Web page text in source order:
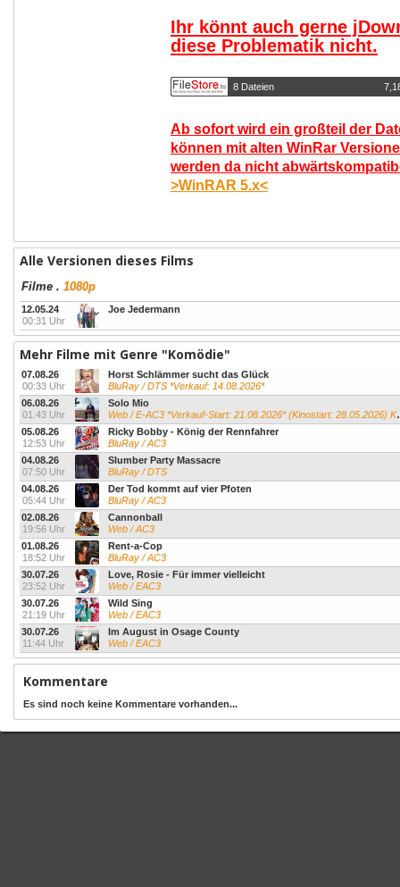
Ihr könnt auch gerne
diese Problematik nicht.
8 Dateien
Ab sofort wird ein großteil der
können mit alten WinRar
werden da nicht
>WinRAR 5.x<
Alle Versionen dieses Films
Filme . 1080p
12.05.24
00:31 Uhr
Joe Jedermann
Mehr Filme mit Genre "Komödie"
07.08.26
00:33 Uhr
Horst Schlämmer sucht das Glück
BluRay / DTS *Verkauf: 14.08.2026*
06.08.26
01:43 Uhr
Solo Mio
Web / E-AC3 *Verkauf-Start: 21.08.2026* (Kinostart: 28.05.2026) Kevin James...
05.08.26
12:53 Uhr
Ricky Bobby - König der Rennfahrer
BluRay / AC3
04.08.26
07:50 Uhr
Slumber Party Massacre
BluRay / DTS
04.08.26
05:44 Uhr
Der Tod kommt auf vier Pfoten
BluRay / AC3
02.08.26
19:56 Uhr
Cannonball
Web / AC3
01.08.26
18:52 Uhr
Rent-a-Cop
BluRay / AC3
30.07.26
23:52 Uhr
Love, Rosie - Für immer vielleicht
Web / EAC3
30.07.26
21:19 Uhr
Wild Sing
Web / EAC3
30.07.26
11:44 Uhr
Im August in Osage County
Web / EAC3
Kommentare
Es sind noch keine Kommentare vorhanden...